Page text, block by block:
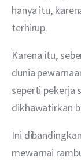
hanya itu,
terhirup.
Karena itu,
dunia
seperti pekerja
dikhawatirkan
Ini
mewarnai